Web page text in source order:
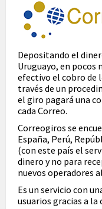
Depositando el
Uruguayo, en
efectivo el cobro de
través de un
el giro pagará una
cada Correo.
Correogiros se
España, Perú,
(con este país el
dinero y no para
nuevos operadores
Es un servicio con
usuarios gracias a la